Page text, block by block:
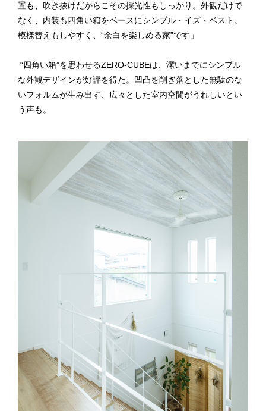
置も、吹き抜けだからこその採光性もしっかり。外観だけで
なく、内装も四角い箱をベースにシンプル・イズ・ベスト。
模様替えもしやすく、“余白を楽しめる家”です」
“四角い箱”を思わせるZERO-CUBEは、潔いまでにシンプル
な外観デザインが好評を得た。凹凸を削ぎ落とした無駄のな
いフォルムが生み出す、広々とした室内空間がうれしいとい
う声も。